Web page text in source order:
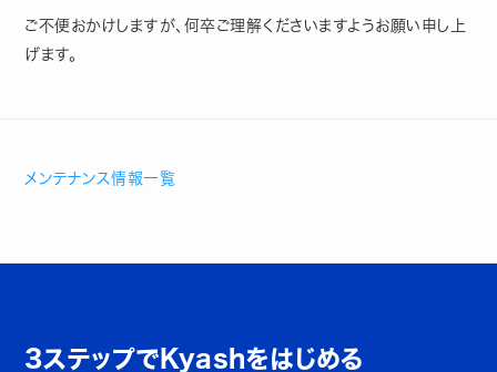
ご不便おかけしますが、何卒ご理解くださいますようお願い申し上
げます。
メンテナンス情報一覧
3ステップでKyashをはじめる